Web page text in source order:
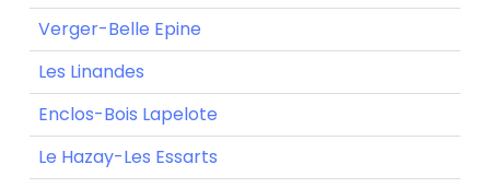
Verger-Belle Epine
Les Linandes
Enclos-Bois Lapelote
Le Hazay-Les Essarts